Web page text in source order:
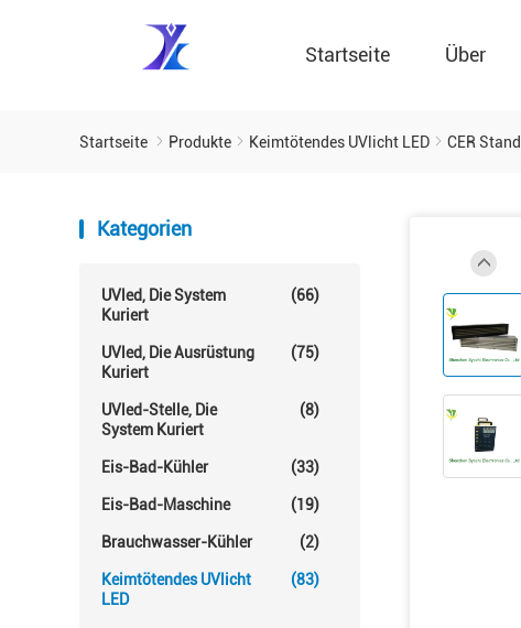
Startseite Über
Startseite Produkte Keimtötendes UVlicht LED CER
Kategorien
UVled, Die System
Kuriert
(66)
UVled, Die Ausrüstung
Kuriert
(75)
UVled-Stelle, Die
System Kuriert
(8)
Eis-Bad-Kühler (33)
Eis-Bad-Maschine (19)
Brauchwasser-Kühler (2)
Keimtötendes UVlicht
LED
(83)